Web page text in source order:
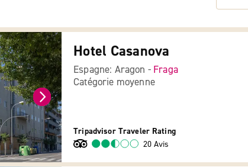
Hotel Casanova
Espagne: Aragon - Fraga
Catégorie moyenne
Tripadvisor Traveler Rating
20 Avis